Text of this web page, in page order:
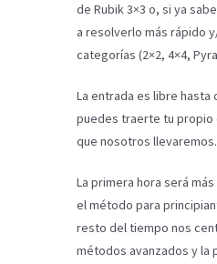
de Rubik 3×3 o, si ya
a resolverlo más rápido
categorías (2×2, 4×4,
La entrada es libre
puedes traerte tu propio
que nosotros llevaremos.
La primera hora será
el método para
resto del tiempo nos
métodos avanzados y la